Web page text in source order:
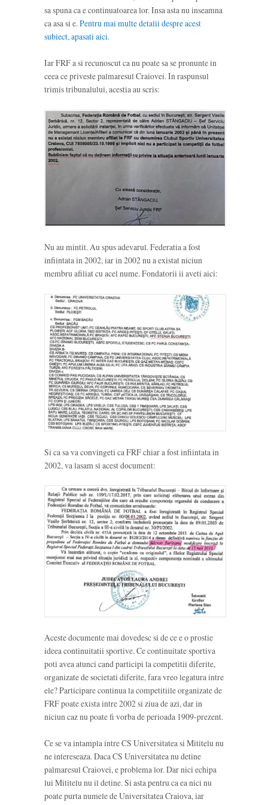
sa spuna ca e continuatoarea lor. Insa asta nu inseamna
ca asa si e.Pentru mai multe detalii despre acest
subiect, apasati aici.
Iar FRF a si recunoscut ca nu poate sa se pronunte in
ceea ce priveste palmaresul Craiovei. In raspunsul
trimis tribunalului, acestia au scris:
Nu au mintit. Au spus adevarul. Federatia a fost
infiintata in 2002, iar in 2002 nu a existat niciun
membru afiliat cu acel nume. Fondatorii ii aveti aici:
Si ca sa va convingeti ca FRF chiar a fost infiintata in
2002, va lasam si acest document:
Aceste documente mai dovedesc si de ce e o prostie
ideea continuitatii sportive. Ce continuitate sportiva
poti avea atunci cand participi la competitii diferite,
organizate de societati diferite, fara vreo legatura intre
ele? Participare continua la competitiile organizate de
FRF poate exista intre 2002 si ziua de azi, dar in
niciun caz nu poate fi vorba de perioada 1909-prezent.
Ce se va intampla intre CS Universitatea si Mititelu nu
ne intereseaza. Daca CS Universitatea nu detine
palmaresul Craiovei, e problema lor. Dar nici echipa
lui Mititelu nu il detine. Si asta pentru ca ea nici nu
poate purta numele de Universitatea Craiova, iar